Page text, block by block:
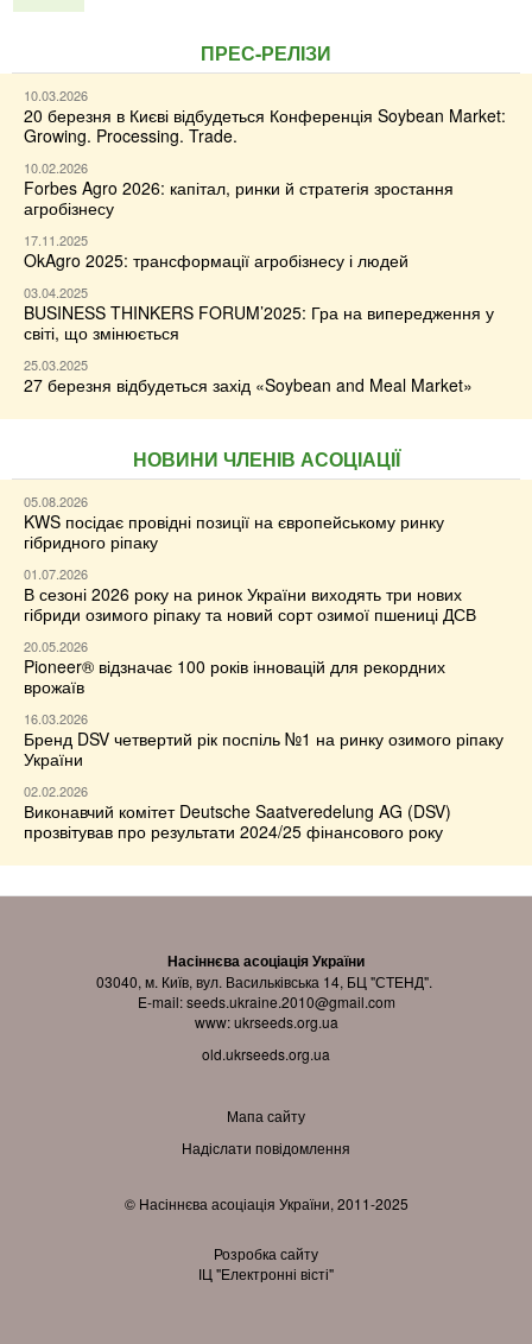
ПРЕС-РЕЛІЗИ
10.03.2026
20 березня в Києві відбудеться Конференція Soybean Market:
Growing. Processing. Trade.
10.02.2026
Forbes Agro 2026: капітал, ринки й стратегія зростання
агробізнесу
17.11.2025
OkAgro 2025: трансформації агробізнесу і людей
03.04.2025
BUSINESS THINKERS FORUM’2025: Гра на випередження у
світі, що змінюється
25.03.2025
27 березня відбудеться захід «Soybean and Meal Market»
НОВИНИ ЧЛЕНІВ АСОЦІАЦІЇ
05.08.2026
KWS посідає провідні позиції на європейському ринку
гібридного ріпаку
01.07.2026
В сезоні 2026 року на ринок України виходять три нових
гібриди озимого ріпаку та новий сорт озимої пшениці ДСВ
20.05.2026
Pioneer® відзначає 100 років інновацій для рекордних
врожаїв
16.03.2026
Бренд DSV четвертий рік поспіль №1 на ринку озимого ріпаку
України
02.02.2026
Виконавчий комітет Deutsche Saatveredelung AG (DSV)
прозвітував про результати 2024/25 фінансового року
Насіннєва асоціація України
03040, м. Київ, вул. Васильківська 14, БЦ "СТЕНД".
E-mail:seeds.ukraine.2010@gmail.com
www:ukrseeds.org.ua
old.ukrseeds.org.ua
Мапа сайту
Надіслати повідомлення
© Насіннєва асоціація України, 2011-2025
Розробка сайту
ІЦ "Електронні вісті"